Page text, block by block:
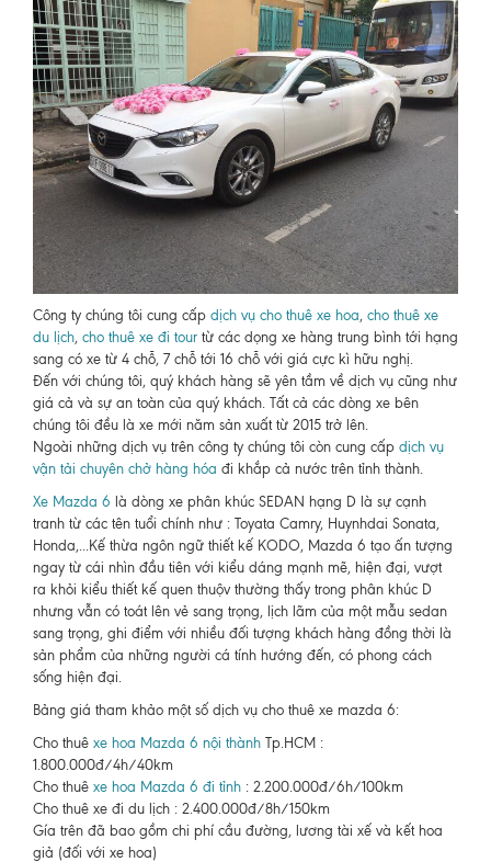
Công ty chúng tôi cung cấp dịch vụ cho thuê xe hoa, cho thuê xe
du lịch, cho thuê xe đi tour từ các dọng xe hàng trung bình tới hạng
sang có xe từ 4 chỗ, 7 chỗ tới 16 chỗ với giá cực kì hữu nghị.
Đến với chúng tôi, quý khách hàng sẽ yên tầm về dịch vụ cũng như
giá cả và sự an toàn của quý khách. Tất cả các dòng xe bên
chúng tôi đều là xe mới năm sản xuất từ 2015 trở lên.
Ngoài những dịch vụ trên công ty chúng tôi còn cung cấp dịch vụ
vận tải chuyên chở hàng hóa đi khắp cả nước trên tỉnh thành.
Xe Mazda 6 là dòng xe phân khúc SEDAN hạng D là sự cạnh
tranh từ các tên tuổi chính như : Toyata Camry, Huynhdai Sonata,
Honda,...Kế thừa ngôn ngữ thiết kế KODO, Mazda 6 tạo ấn tượng
ngay từ cái nhìn đầu tiên với kiểu dáng mạnh mẽ, hiện đại, vượt
ra khỏi kiểu thiết kế quen thuộv thường thấy trong phân khúc D
nhưng vẫn có toát lên vẻ sang trọng, lịch lãm của một mẫu sedan
sang trọng, ghi điểm với nhiều đối tượng khách hàng đồng thời là
sản phẩm của những người cá tính hướng đến, có phong cách
sống hiện đại.
Bảng giá tham khảo một số dịch vụ cho thuê xe mazda 6:
Cho thuê xe hoa Mazda 6 nội thành Tp.HCM :
1.800.000đ/4h/40km
Cho thuê xe hoa Mazda 6 đi tỉnh : 2.200.000đ/6h/100km
Cho thuê xe đi du lịch : 2.400.000đ/8h/150km
Gía trên đã bao gồm chi phí cầu đường, lương tài xế và kết hoa
giả (đối với xe hoa)